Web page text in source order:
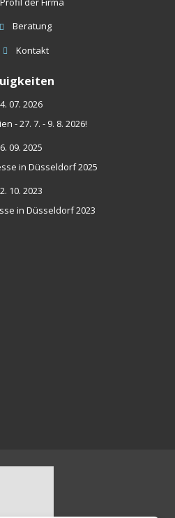
Beratung
Kontakt
07. 2026
- 27. 7. - 9. 8. 2026!
09. 2025
in Düsseldorf 2025
10. 2023
in Düsseldorf 2023